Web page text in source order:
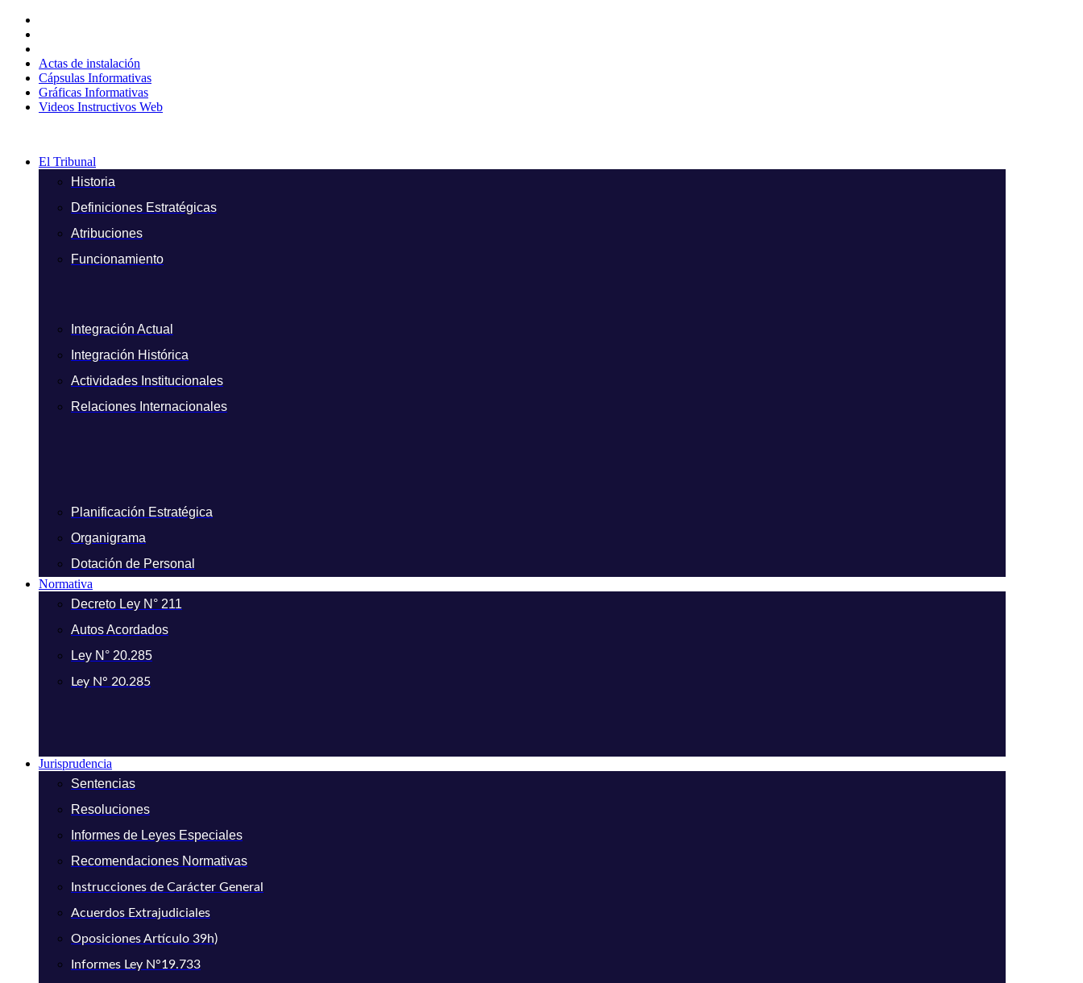
contenido
Actas de instalación
Cápsulas Informativas
Gráficas Informativas
Videos Instructivos Web
El Tribunal
Historia
Definiciones Estratégicas
Atribuciones
Funcionamiento
Integración Actual
Integración Histórica
Actividades Institucionales
Relaciones Internacionales
Planificación Estratégica
Organigrama
Dotación de Personal
Normativa
Decreto Ley N° 211
Autos Acordados
Ley N° 20.285
Ley N° 20.285
Jurisprudencia
Sentencias
Resoluciones
Informes de Leyes Especiales
Recomendaciones Normativas
Instrucciones de Carácter General
Acuerdos Extrajudiciales
Oposiciones Artículo 39h)
Informes Ley N°19.733